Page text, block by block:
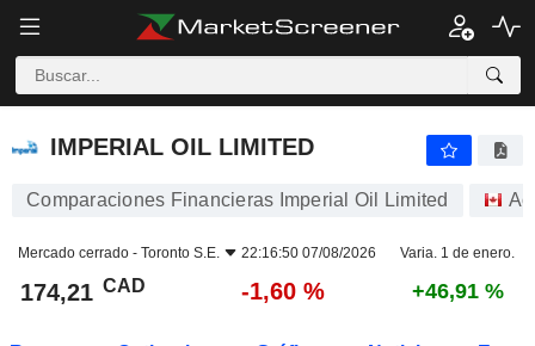
IMPERIAL OIL LIMITED
IMPERIAL OIL LIMITED
Comparaciones Financieras Imperial Oil Limited
Mercado cerrado - Toronto S.E. 22:16:50 07/08/2026 Varia. 1 de enero.
174,21 CAD -1,60 % +46,91 %